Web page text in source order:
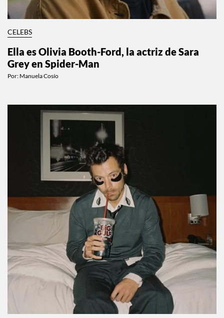
CELEBS
Ella es Olivia Booth-Ford, la actriz de Sara
Grey en Spider-Man
Por: Manuela Cosío